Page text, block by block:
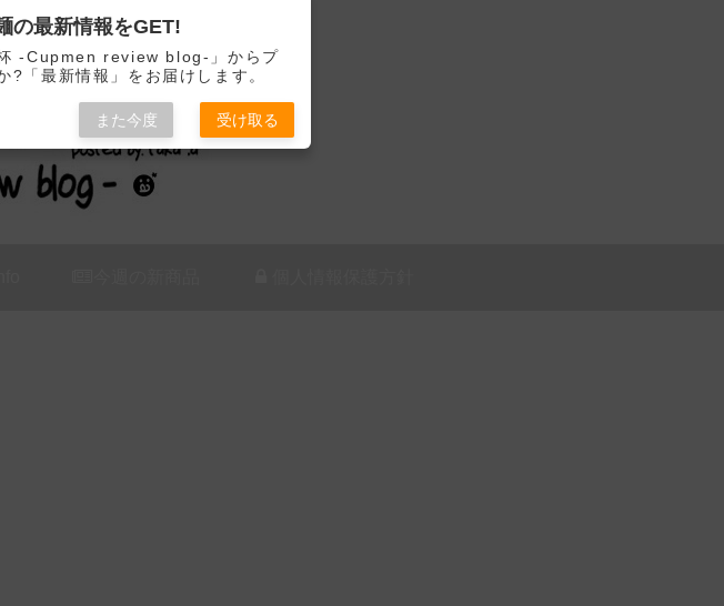
アレンジするブログ
の最新情報をGET!
-Cupmen review blog-」からプ
?「最新情報」をお届けします。
また今度 受け取る